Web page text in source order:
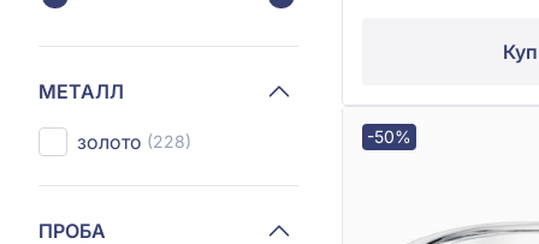
МЕТАЛЛ
золото (228)
ПРОБА
-50%